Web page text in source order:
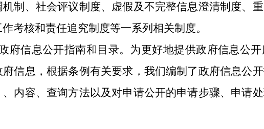
制、社会评议制度、虚假及不完整信息澄清制度、
考核和责任追究制度等一系列相关制度。
政府信息公开指南和目录。为更好地提供政府信息公
信息，根据条例有关要求，我们编制了政府信息公
内容、查询方法以及对申请公开的申请步骤、申请